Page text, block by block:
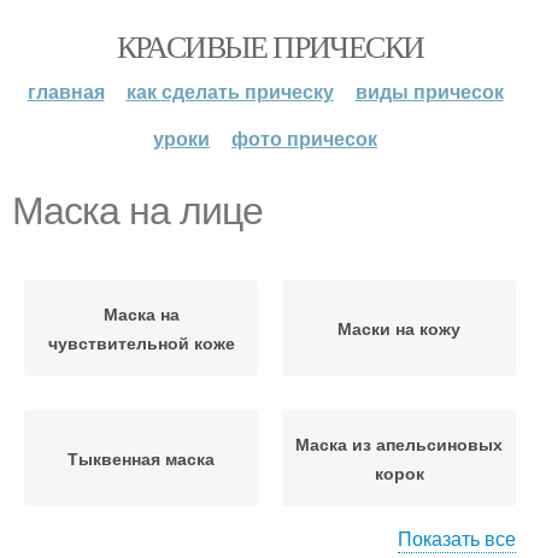
КРАСИВЫЕ ПРИЧЕСКИ
главная как сделать прическу
виды причесок
уроки
фото причесок
Маска на лице
Маска на
чувствительной коже
Маски на кожу
Тыквенная маска
Маска из апельсиновых
корок
Показать все